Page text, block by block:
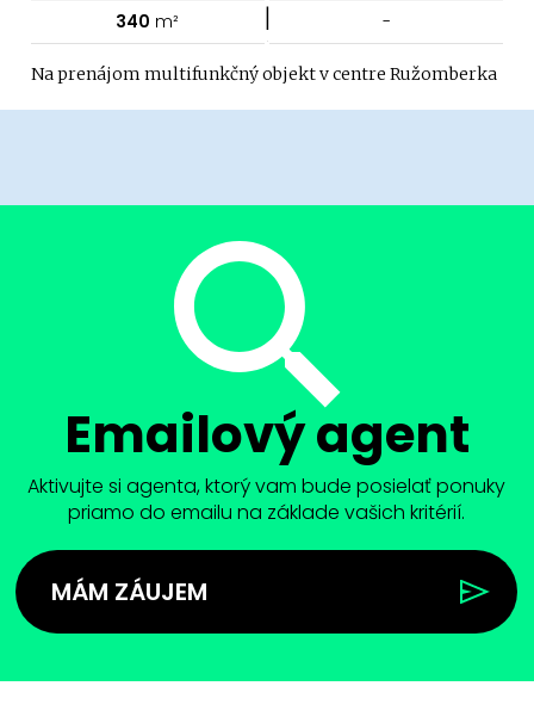
340 m² | -
Na prenájom multifunkčný objekt v centre Ružomberka
Emailový agent
Aktivujte si agenta, ktorý vam bude posielať ponuky
priamo do emailu na základe vašich kritérií.
MÁM ZÁUJEM